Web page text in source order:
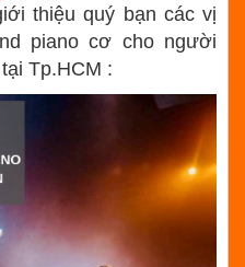
thiệu quý bạn các vị
piano cơ cho người
Tp.HCM :